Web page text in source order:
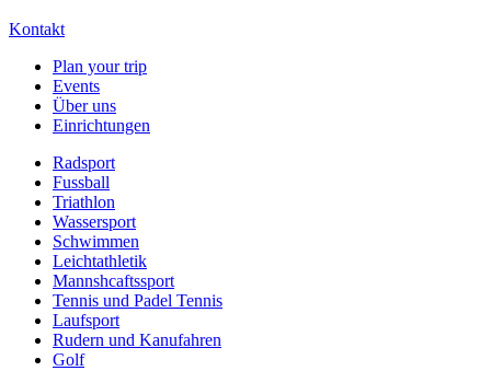
Kontakt
Plan your trip
Events
Über uns
Einrichtungen
Radsport
Fussball
Triathlon
Wassersport
Schwimmen
Leichtathletik
Mannshcaftssport
Tennis und Padel Tennis
Laufsport
Rudern und Kanufahren
Golf